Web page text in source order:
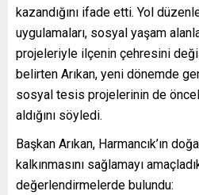
kazandığını ifade etti. Yol
uygulamaları, sosyal yaşam
projeleriyle ilçenin çehresini
belirten Arıkan, yeni dönemde
sosyal tesis projelerinin de
aldığını söyledi.
Başkan Arıkan, Harmancık’ın
kalkınmasını sağlamayı
değerlendirmelerde bulundu: